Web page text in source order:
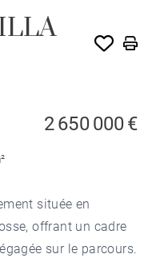
2 650 000 €
située en
offrant un cadre
sur le parcours.